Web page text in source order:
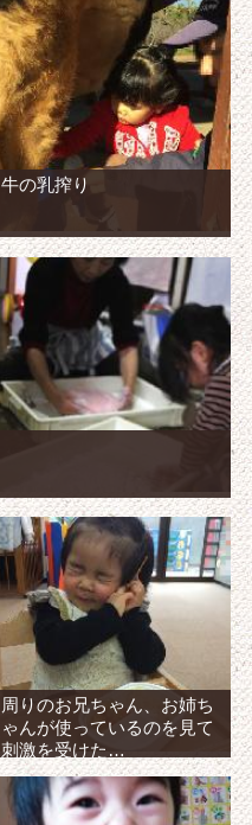
牛の乳搾り
周りのお兄ちゃん、お姉ち
ゃんが使っているのを見て
刺激を受けた…